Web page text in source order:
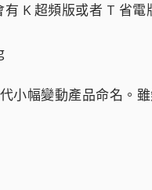
K 超頻版或者 T 省電
小幅變動產品命名。